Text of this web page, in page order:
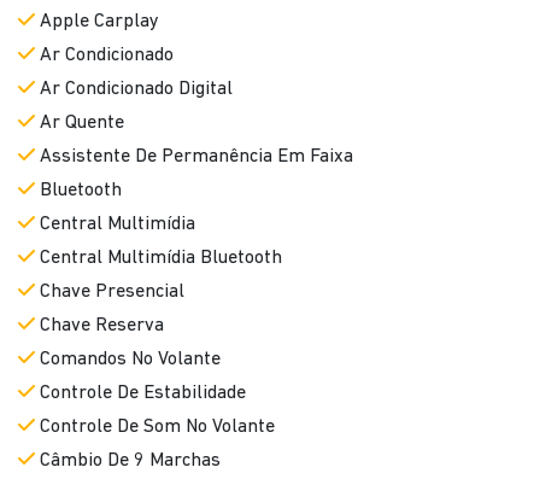
Apple Carplay
Ar Condicionado
Ar Condicionado Digital
Ar Quente
Assistente De Permanência Em Faixa
Bluetooth
Central Multimídia
Central Multimídia Bluetooth
Chave Presencial
Chave Reserva
Comandos No Volante
Controle De Estabilidade
Controle De Som No Volante
Câmbio De 9 Marchas